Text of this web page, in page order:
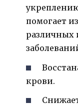
помогает
различных
крови.